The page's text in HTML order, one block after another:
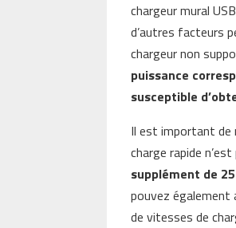
chargeur mural
d’autres facteurs
chargeur non
puissance
susceptible
Il est important de
charge rapide
supplément de
pouvez également
de vitesses de